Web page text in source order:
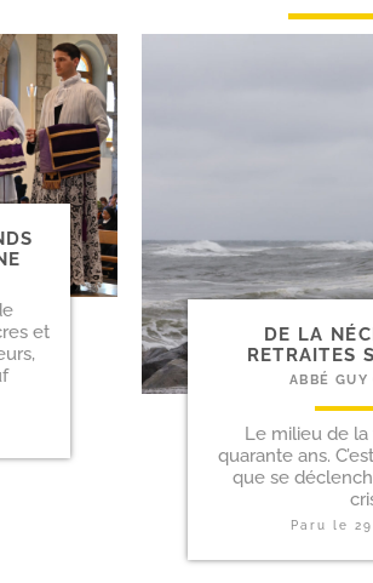
et
DE LA
RETRAITES
ABBÉ GUY
Le milieu de
quarante ans.
que se
Paru le